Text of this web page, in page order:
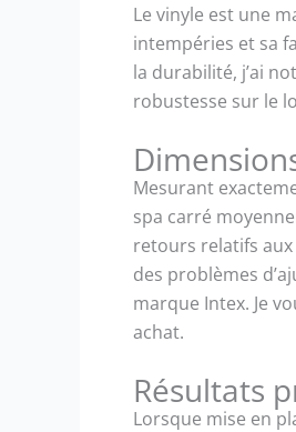
Le vinyle est une
intempéries et sa
la durabilité, j’ai
robustesse sur le
Mesurant
spa carré
retours relatifs
des problèmes
marque Intex. Je
achat.
Résultats
Lorsque mise en